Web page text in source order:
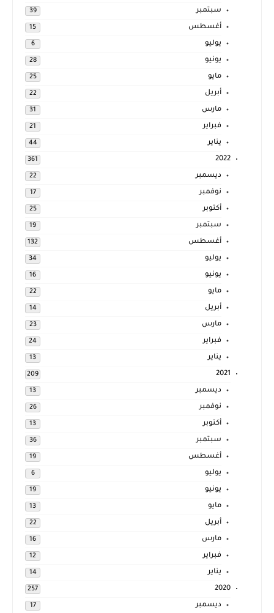
سبتمبر 39
أغسطس 15
يوليو 6
يونيو 28
مايو 25
أبريل 22
مارس 31
فبراير 21
يناير 44
2022
361
ديسمبر 22
نوفمبر 17
أكتوبر 25
سبتمبر 19
أغسطس 132
يوليو 34
يونيو 16
مايو 22
أبريل 14
مارس 23
فبراير 24
يناير 13
2021
209
ديسمبر 13
نوفمبر 26
أكتوبر 13
سبتمبر 36
أغسطس 19
يوليو 6
يونيو 19
مايو 13
أبريل 22
مارس 16
فبراير 12
يناير 14
2020
257
ديسمبر 17